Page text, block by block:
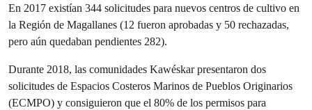
En 2017 existían 344 solicitudes para nuevos centros de cultivo en
la Región de Magallanes (12 fueron aprobadas y 50 rechazadas,
pero aún quedaban pendientes 282).
Durante 2018, las comunidades Kawéskar presentaron dos
solicitudes de Espacios Costeros Marinos de Pueblos Originarios
(ECMPO) y consiguieron que el 80% de los permisos para